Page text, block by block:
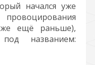
начался уже
ещё раньше),
названием: